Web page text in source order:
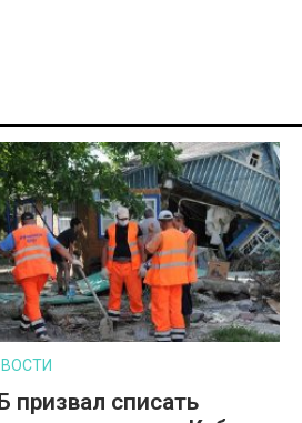
призвал списать